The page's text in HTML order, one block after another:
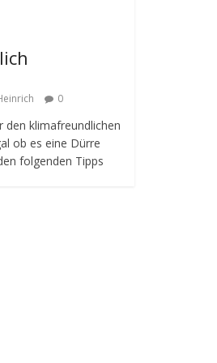
0
den klimafreundlichen
ob es eine Dürre
folgenden Tipps